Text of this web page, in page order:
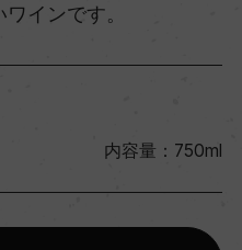
インです。
内容量：750ml